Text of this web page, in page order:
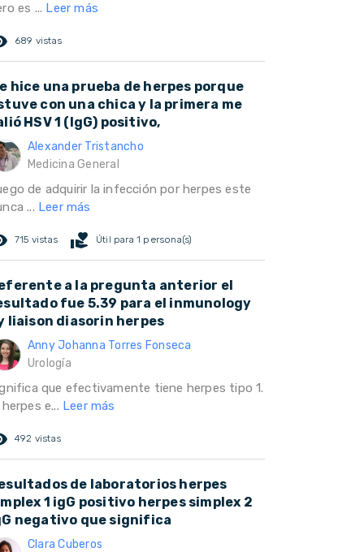
es ... Leer más
689 vistas
hice una prueba de herpes porque
con una chica y la primera me
HSV 1 (IgG) positivo,
Alexander Tristancho
Medicina General
de adquirir la infección por herpes este
... Leer más
715 vistas volunteer_activism Útil para 1 persona(s)
a la pregunta anterior el
fue 5.39 para el inmunology
liaison diasorin herpes
Anny Johanna Torres Fonseca
Urología
que efectivamente tiene herpes tipo 1.
herpes e... Leer más
492 vistas
de laboratorios herpes
1 igG positivo herpes simplex 2
negativo que significa
Clara Cuberos